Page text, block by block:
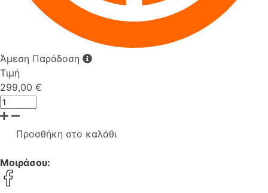
Άμεση Παράδοση
Τιμή
299,00 €
Προσθήκη στο καλάθι
Μοιράσου: